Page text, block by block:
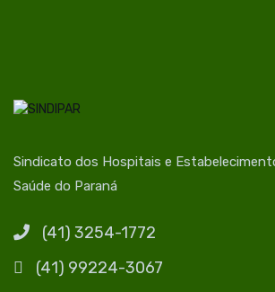
Sindicato dos Hospitais e
Saúde do Paraná
(41) 3254-1772
(41) 99224-3067